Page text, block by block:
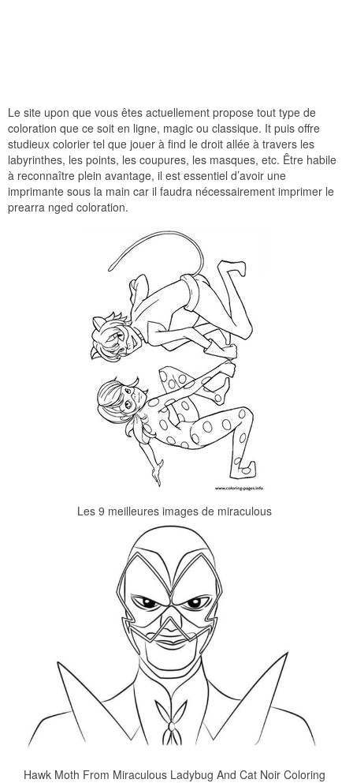
Le site upon que vous êtes actuellement propose tout type de
coloration que ce soit en ligne, magic ou classique. It puis offre
studieux colorier tel que jouer à find le droit allée à travers les
labyrinthes, les points, les coupures, les masques, etc. Être habile
à reconnaître plein avantage, il est essentiel d’avoir une
imprimante sous la main car il faudra nécessairement imprimer le
prearra nged coloration.
Les 9 meilleures images de miraculous
Hawk Moth From Miraculous Ladybug And Cat Noir Coloring